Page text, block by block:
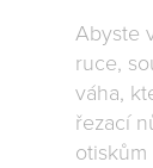
Abyste
ruce,
váha,
řezací